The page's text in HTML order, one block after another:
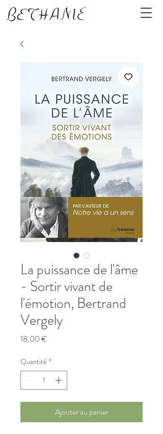
La puissance de l'âme
- Sortir vivant de
l'émotion, Bertrand
Vergely
18,00 €
Quantité *
Ajouter au panier